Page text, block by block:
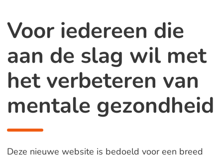
Voor iedereen die
aan de slag wil met
het verbeteren van
mentale gezondheid
Deze nieuwe website is bedoeld voor een breed